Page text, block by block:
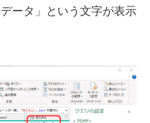
ータ」という文字が表示